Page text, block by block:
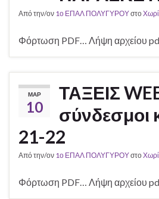
Από την/ον 1ο ΕΠΑΛ ΠΟΛΥΓΥΡΟΥστο
Φόρτωση PDF… Λήψη αρχείου
ΜΑΡ
10
ΤΑΞΕΙΣ
σύνδεσμοι
21-22
Από την/ον 1ο ΕΠΑΛ ΠΟΛΥΓΥΡΟΥστο
Φόρτωση PDF… Λήψη αρχείου